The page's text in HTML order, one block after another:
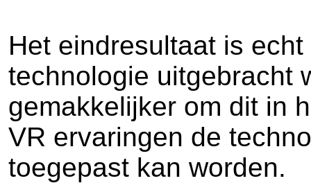
Het eindresultaat is
technologie uitgebracht
gemakkelijker om dit in
VR ervaringen de
toegepast kan worden.